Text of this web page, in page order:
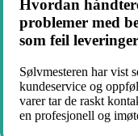
Hvordan
problemer med
som feil
Sølvmesteren har vist
kundeservice og
varer tar de raskt
en profesjonell og